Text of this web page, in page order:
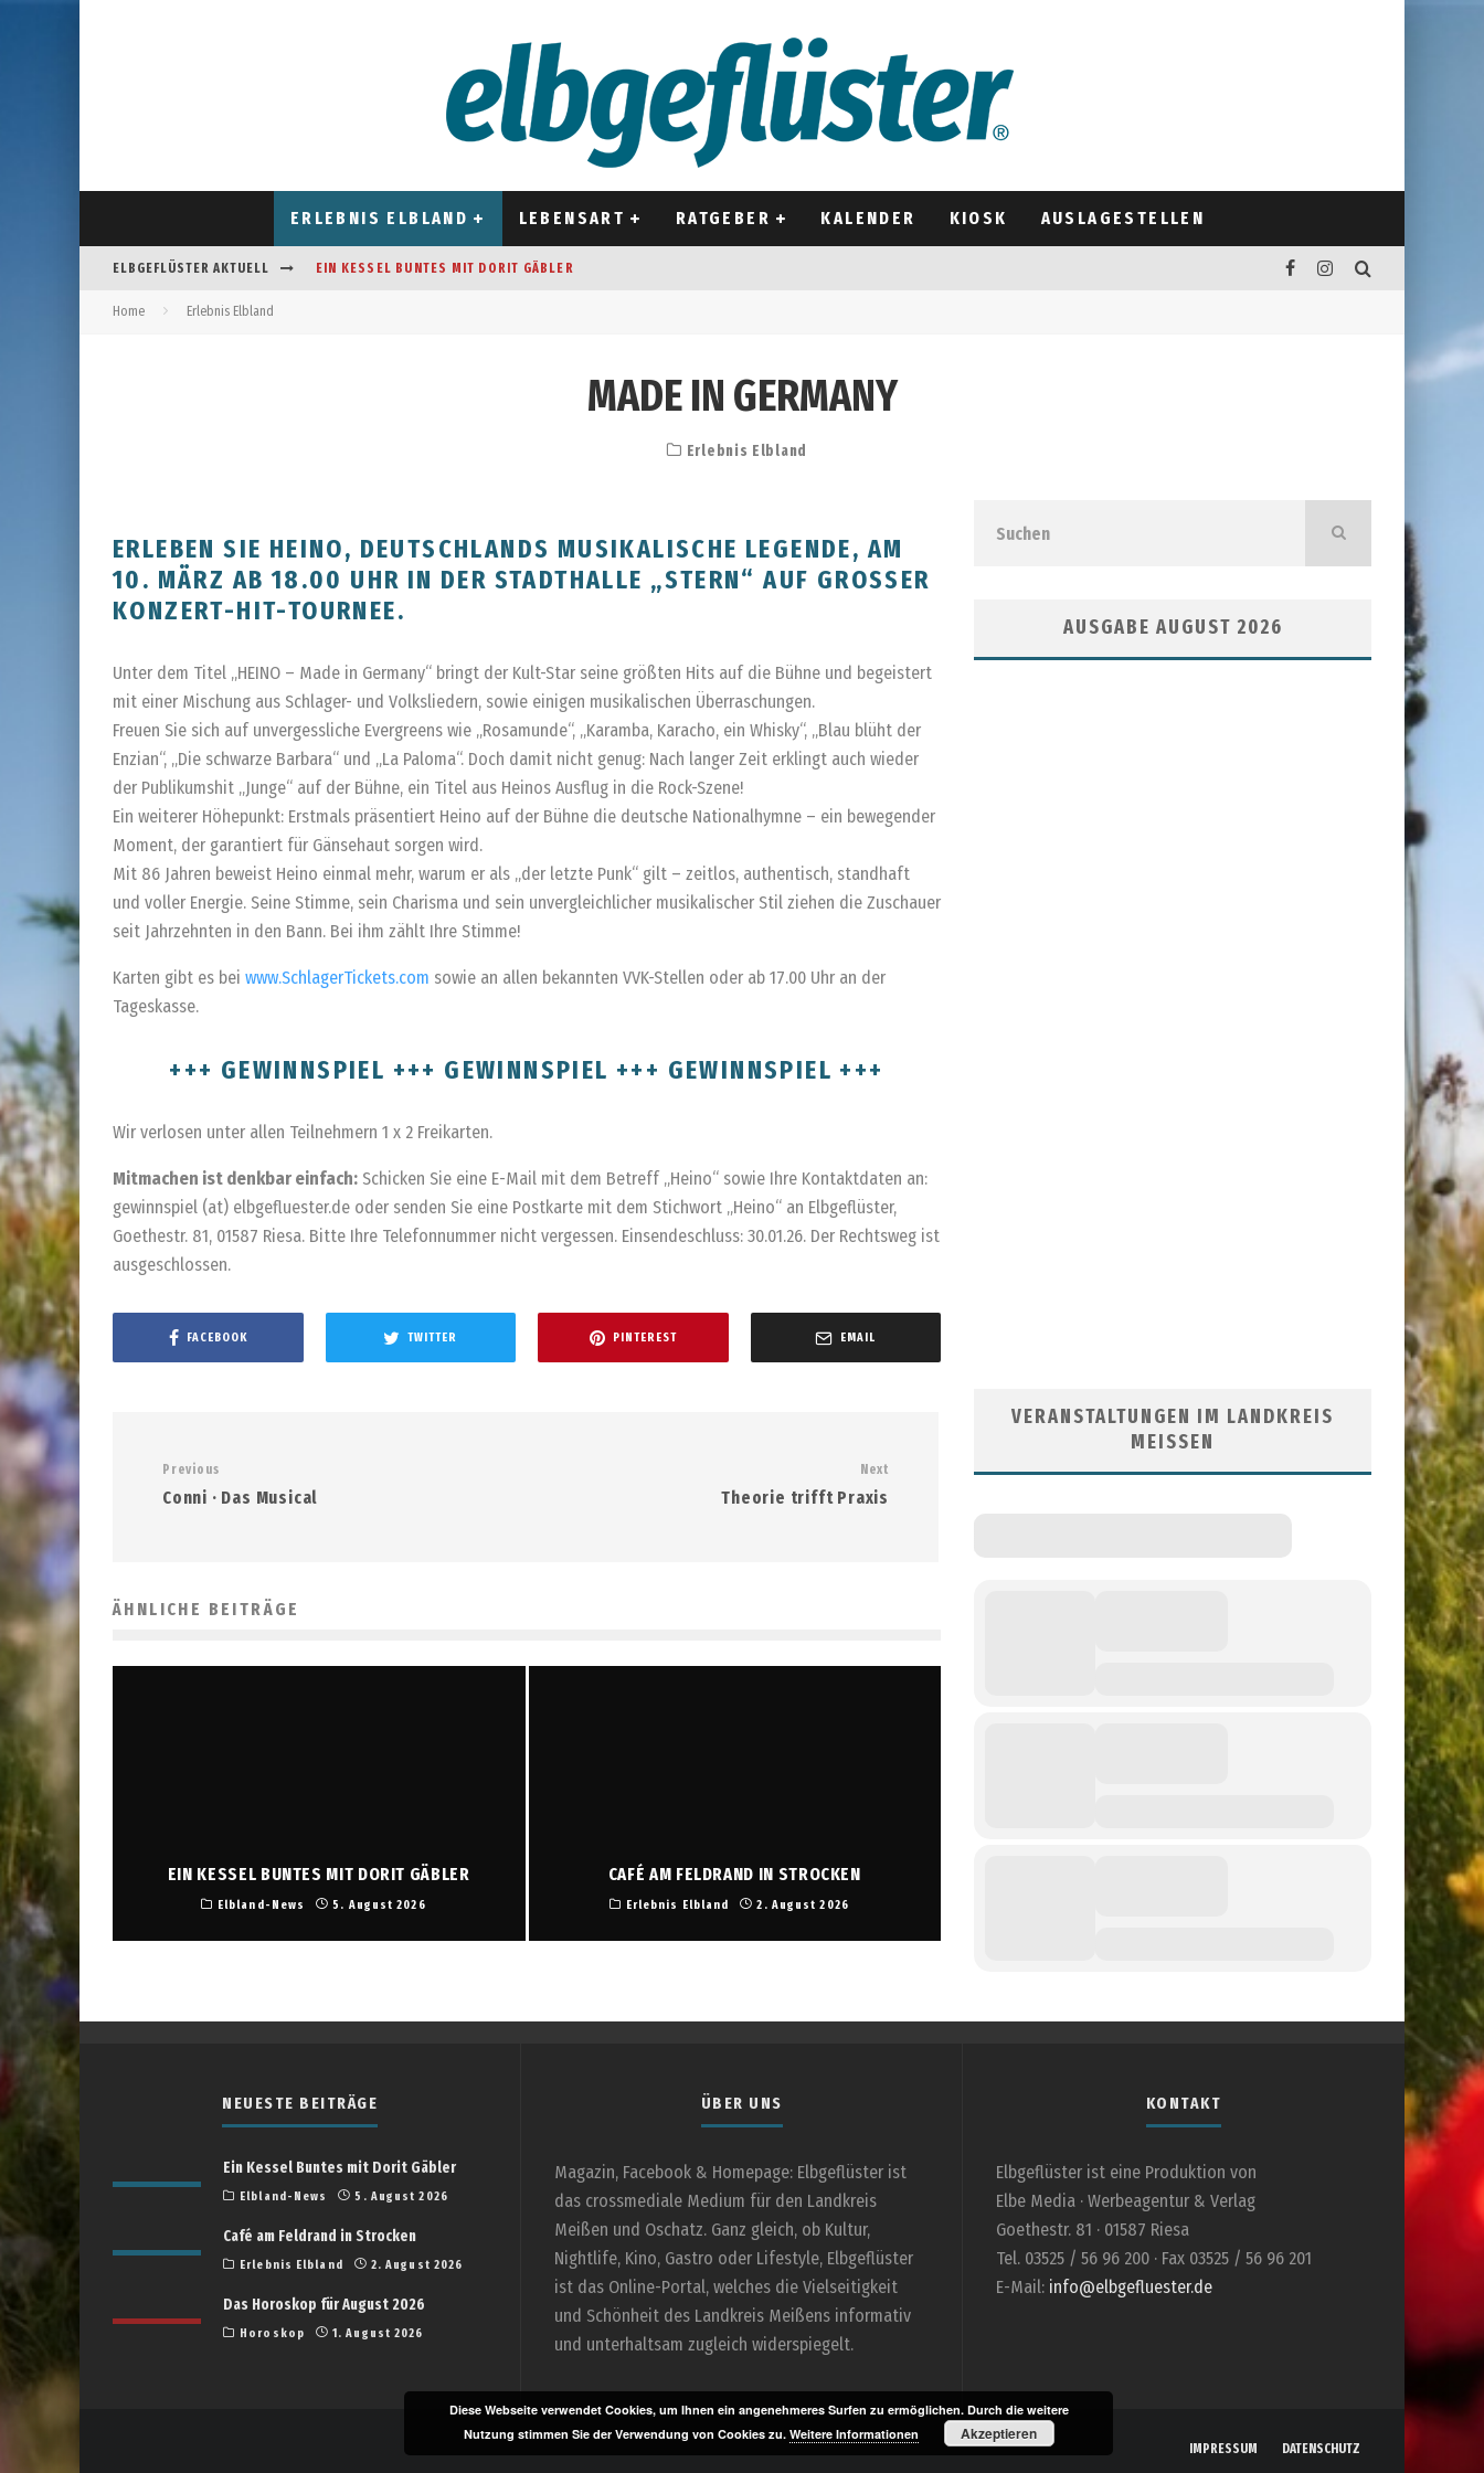
ERLEBNIS ELBLAND LEBENSART RATGEBER KALENDER KIOSK AUSLAGESTELLEN
ELBGEFLÜSTER AKTUELL EIN KESSEL BUNTES MIT DORIT GÄBLER
Home Erlebnis Elbland
MADE IN GERMANY
Erlebnis Elbland
ERLEBEN SIE HEINO, DEUTSCHLANDS MUSIKALISCHE LEGENDE, AM
10. MÄRZ AB 18.00 UHR IN DER STADTHALLE „STERN“ AUF GROSSER K
ONZERT-HIT-TOURNEE.
Unter dem Titel „HEINO – Made in Germany“ bringt der Kult-Star seine größten Hits auf die Bühne und begeistert
mit einer Mischung aus Schlager- und Volksliedern, sowie einigen musikalischen Überraschungen.
Freuen Sie sich auf unvergessliche Evergreens wie „Rosamunde“, „Karamba, Karacho, ein Whisky“, „Blau blüht der
Enzian“, „Die schwarze Barbara“ und „La Paloma“. Doch damit nicht genug: Nach langer Zeit erklingt auch wieder
der Publikumshit „Junge“ auf der Bühne, ein Titel aus Heinos Ausflug in die Rock-Szene!
Ein weiterer Höhepunkt: Erstmals präsentiert Heino auf der Bühne die deutsche Nationalhymne – ein bewegender
Moment, der garantiert für Gänsehaut sorgen wird.
Mit 86 Jahren beweist Heino einmal mehr, warum er als „der letzte Punk“ gilt – zeitlos, authentisch, standhaft
und voller Energie. Seine Stimme, sein Charisma und sein unvergleichlicher musikalischer Stil ziehen die Zuschauer
seit Jahrzehnten in den Bann. Bei ihm zählt Ihre Stimme!
Karten gibt es bei www.SchlagerTickets.com sowie an allen bekannten VVK-Stellen oder ab 17.00 Uhr an der
Tageskasse.
+++ GEWINNSPIEL +++ GEWINNSPIEL +++ GEWINNSPIEL +++
Wir verlosen unter allen Teilnehmern 1 x 2 Freikarten.
Mitmachen ist denkbar einfach: Schicken Sie eine E-Mail mit dem Betreff „Heino“ sowie Ihre Kontaktdaten an:
gewinnspiel (at) elbgefluester.de oder senden Sie eine Postkarte mit dem Stichwort „Heino“ an Elbgeflüster,
Goethestr. 81, 01587 Riesa. Bitte Ihre Telefonnummer nicht vergessen. Einsendeschluss: 30.01.26. Der Rechtsweg ist
ausgeschlossen.
FACEBOOK TWITTER PINTEREST EMAIL
Previous
Conni · Das Musical
Next
Theorie trifft Praxis
ÄHNLICHE BEITRÄGE
EIN KESSEL BUNTES MIT DORIT GÄBLER
Elbland-News 5. August 2026
CAFÉ AM FELDRAND IN STROCKEN
Erlebnis Elbland 2. August 2026
AUSGABE AUGUST 2026
VERANSTALTUNGEN IM LANDKREIS
MEISSEN
NEUESTE BEITRÄGE
Ein Kessel Buntes mit Dorit Gäbler
Elbland-News 5. August 2026
Café am Feldrand in Strocken
Erlebnis Elbland 2. August 2026
Das Horoskop für August 2026
Horoskop 1. August 2026
ÜBER UNS
Magazin, Facebook & Homepage: Elbgeflüster ist
das crossmediale Medium für den Landkreis
Meißen und Oschatz. Ganz gleich, ob Kultur,
Nightlife, Kino, Gastro oder Lifestyle, Elbgeflüster
ist das Online-Portal, welches die Vielseitigkeit
und Schönheit des Landkreis Meißens informativ
und unterhaltsam zugleich widerspiegelt.
KONTAKT
Elbgeflüster ist eine Produktion von
Elbe Media · Werbeagentur & Verlag
Goethestr. 81 · 01587 Riesa
Tel. 03525 / 56 96 200 · Fax 03525 / 56 96 201
E-Mail: info@elbgefluester.de
IMPRESSUM DATENSCHUTZ
Diese Webseite verwendet Cookies, um Ihnen ein angenehmeres Surfen zu ermöglichen. Durch die weitere
Nutzung stimmen Sie der Verwendung von Cookies zu. Weitere Informationen Akzeptieren